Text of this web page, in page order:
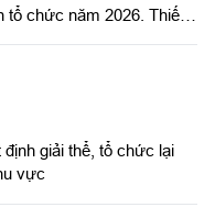
tổ chức năm 2026. Thiếu
giải thể, tổ chức lại
vực